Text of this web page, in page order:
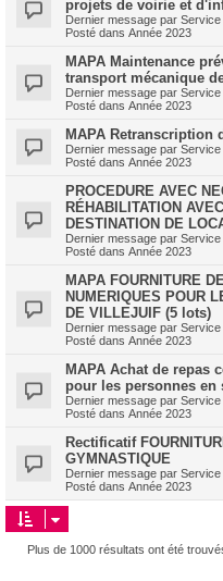
projets de voirie et
Dernier message par Service
Posté dans Année 2023
MAPA Maintenance
transport mécanique
Dernier message par Service
Posté dans Année 2023
MAPA Retranscription
Dernier message par Service
Posté dans Année 2023
PROCEDURE AVEC
RÉHABILITATION
DESTINATION DE
Dernier message par Service
Posté dans Année 2023
MAPA FOURNITURE
NUMERIQUES POUR
DE VILLEJUIF (5 lots)
Dernier message par Service
Posté dans Année 2023
MAPA Achat de repas
pour les personnes
Dernier message par Service
Posté dans Année 2023
Rectificatif
GYMNASTIQUE
Dernier message par Service
Posté dans Année 2023
Plus de 1000 résultats ont été